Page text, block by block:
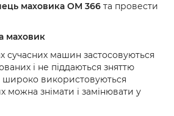
маховика ОМ 366 та провести
маховик
сучасних машин застосовуються
і не піддаються зняттю
використовуються
можна знімати і замінювати у